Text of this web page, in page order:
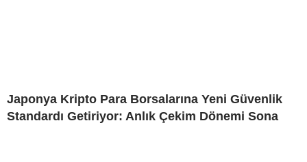
Japonya Kripto Para Borsalarına Yeni Güvenlik
Standardı Getiriyor: Anlık Çekim Dönemi Sona